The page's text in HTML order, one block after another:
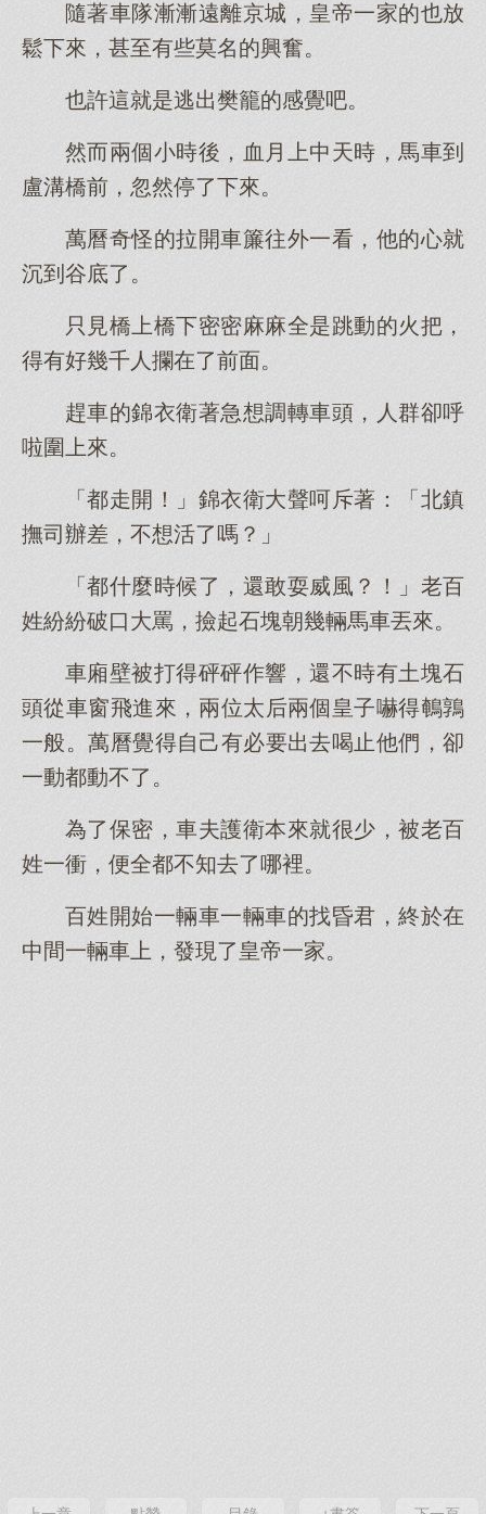
隨著車隊漸漸遠離京城，皇帝一家的也放
鬆下來，甚至有些莫名的興奮。
也許這就是逃出樊籠的感覺吧。
然而兩個小時後，血月上中天時，馬車到
盧溝橋前，忽然停了下來。
萬曆奇怪的拉開車簾往外一看，他的心就
沉到谷底了。
只見橋上橋下密密麻麻全是跳動的火把，
得有好幾千人攔在了前面。
趕車的錦衣衛著急想調轉車頭，人群卻呼
啦圍上來。
「都走開！」錦衣衛大聲呵斥著：「北鎮
撫司辦差，不想活了嗎？」
「都什麼時候了，還敢耍威風？！」老百
姓紛紛破口大罵，撿起石塊朝幾輛馬車丟來。
車廂壁被打得砰砰作響，還不時有土塊石
頭從車窗飛進來，兩位太后兩個皇子嚇得鵪鶉
一般。萬曆覺得自己有必要出去喝止他們，卻
一動都動不了。
為了保密，車夫護衛本來就很少，被老百
姓一衝，便全都不知去了哪裡。
百姓開始一輛車一輛車的找昏君，終於在
中間一輛車上，發現了皇帝一家。